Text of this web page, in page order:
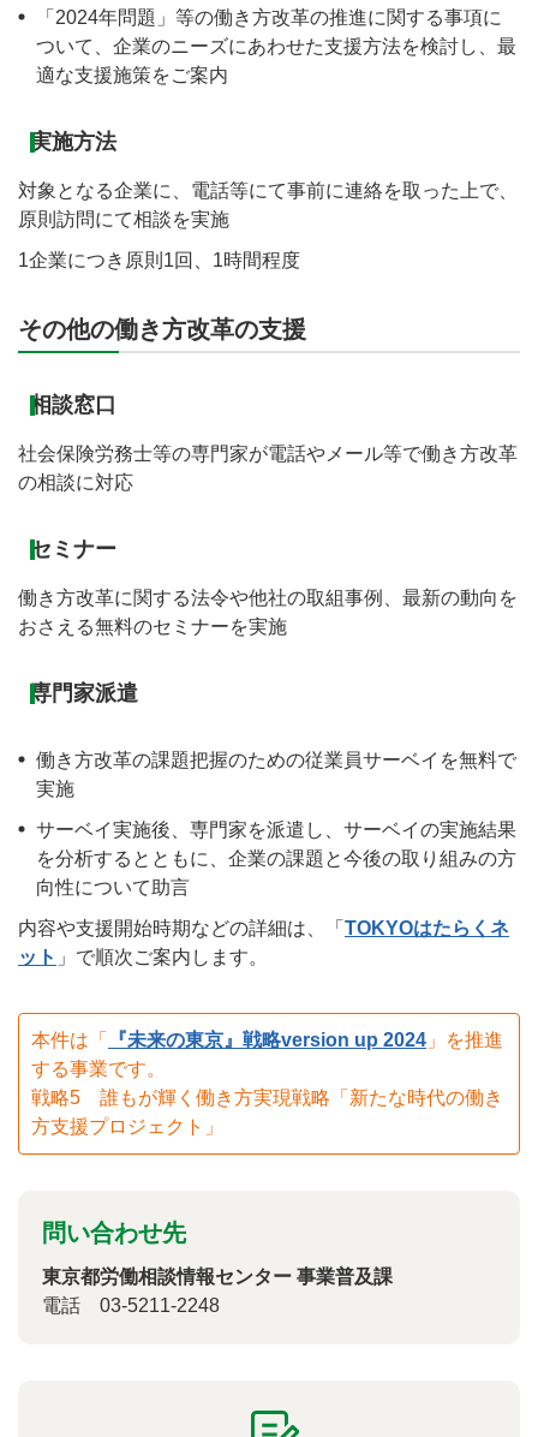
「2024年問題」等の働き方改革の推進に関する事項に
ついて、企業のニーズにあわせた支援方法を検討し、最
適な支援施策をご案内
実施方法
対象となる企業に、電話等にて事前に連絡を取った上で、
原則訪問にて相談を実施
1企業につき原則1回、1時間程度
その他の働き方改革の支援
相談窓口
社会保険労務士等の専門家が電話やメール等で働き方改革
の相談に対応
セミナー
働き方改革に関する法令や他社の取組事例、最新の動向を
おさえる無料のセミナーを実施
専門家派遣
働き方改革の課題把握のための従業員サーベイを無料で
実施
サーベイ実施後、専門家を派遣し、サーベイの実施結果
を分析するとともに、企業の課題と今後の取り組みの方
向性について助言
内容や支援開始時期などの詳細は、「 TOKYOはたらくネ
ット 」で順次ご案内します。
本件は「 『未来の東京』戦略version up 2024 」を推進
する事業です。
戦略5 誰もが輝く働き方実現戦略「新たな時代の働き
方支援プロジェクト」
問い合わせ先
東京都労働相談情報センター 事業普及課
電話 03-5211-2248